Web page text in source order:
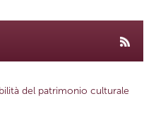
del patrimonio culturale